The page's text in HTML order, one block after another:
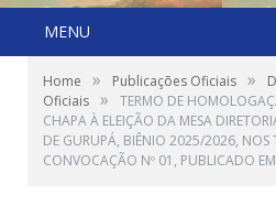
MENU
Home » Publicações Oficiais »
Oficiais »
TERMO DE
CHAPA À ELEIÇÃO DA MESA
DE GURUPÁ, BIÊNIO 2025/2026, NOS
CONVOCAÇÃO Nº 01, PUBLICADO